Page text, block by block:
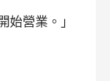
始營業。」